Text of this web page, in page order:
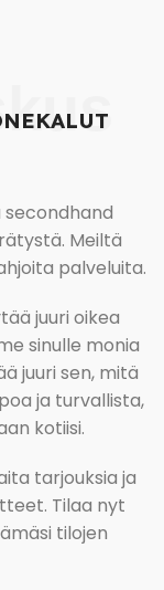
Meiltä
palveluita.
juuri oikea
sinulle monia
juuri sen, mitä
ja turvallista,
kotiisi.
tarjouksia ja
Tilaa nyt
tilojen